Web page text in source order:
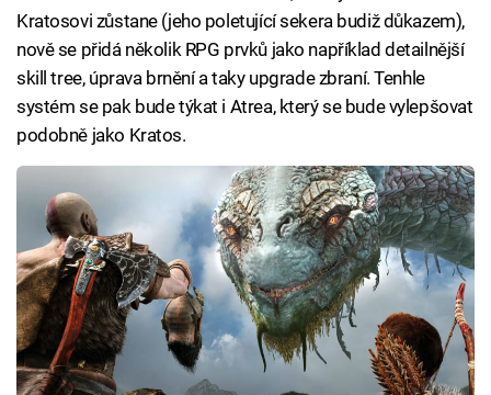
Kratosovi zůstane (jeho poletující sekera budiž důkazem),
nově se přidá několik RPG prvků jako například detailnější
skill tree, úprava brnění a taky upgrade zbraní. Tenhle
systém se pak bude týkat i Atrea, který se bude vylepšovat
podobně jako Kratos.